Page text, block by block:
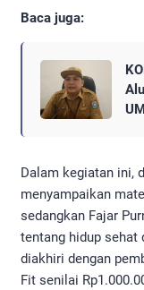
Baca juga:
Dalam kegiatan ini,
menyampaikan
sedangkan Fajar
tentang hidup sehat
diakhiri dengan
Fit senilai